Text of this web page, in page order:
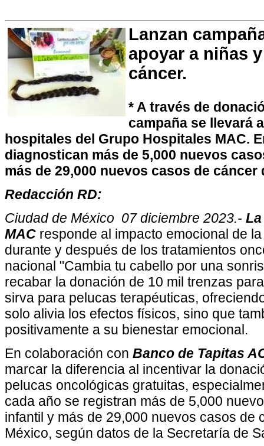
Lanzan
apoyar a niñas
cáncer.
* A través de
campaña se llevará
hospitales del Grupo Hospitales MAC.
diagnostican más de 5,000 nuevos
más de 29,000 nuevos casos de cáncer
Redacción RD:
Ciudad de México 07 diciembre 2023.-
MAC responde al impacto emocional de
durante y después de los tratamientos
nacional "Cambia tu cabello por una
recabar la donación de 10 mil trenzas
sirva para pelucas terapéuticas,
solo alivia los efectos físicos, sino que
positivamente a su bienestar emocional.
En colaboración con Banco de Tapitas
marcar la diferencia al incentivar la
pelucas oncológicas gratuitas,
cada año se registran más de 5,000
infantil y más de 29,000 nuevos casos de
México, según datos de la Secretaría de